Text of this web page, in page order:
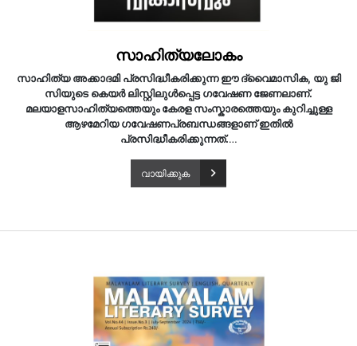
സാഹിത്യലോകം
സാഹിത്യ അക്കാദമി പ്രസിദ്ധീകരിക്കുന്ന ഈ ദ്വൈമാസിക, യു ജി
സിയുടെ കെയർ ലിസ്റ്റിലുൾപ്പെട്ട ഗവേഷണ ജേണലാണ്.
മലയാളസാഹിത്യത്തെയും കേരള സംസ്കാരത്തെയും കുറിച്ചുള്ള
ആഴമേറിയ ഗവേഷണപ്രബന്ധങ്ങളാണ് ഇതിൽ
പ്രസിദ്ധീകരിക്കുന്നത്.…
വായിക്കുക